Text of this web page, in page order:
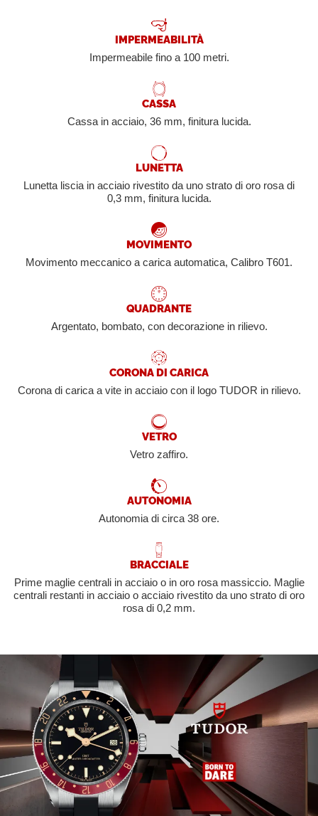
IMPERMEABILITÀ
Impermeabile fino a 100 metri.
CASSA
Cassa in acciaio, 36 mm, finitura lucida.
LUNETTA
Lunetta liscia in acciaio rivestito da uno strato di oro rosa di
0,3 mm, finitura lucida.
MOVIMENTO
Movimento meccanico a carica automatica, Calibro T601.
QUADRANTE
Argentato, bombato, con decorazione in rilievo.
CORONA DI CARICA
Corona di carica a vite in acciaio con il logo TUDOR in rilievo.
VETRO
Vetro zaffiro.
AUTONOMIA
Autonomia di circa 38 ore.
BRACCIALE
Prime maglie centrali in acciaio o in oro rosa massiccio. Maglie
centrali restanti in acciaio o acciaio rivestito da uno strato di oro
rosa di 0,2 mm.